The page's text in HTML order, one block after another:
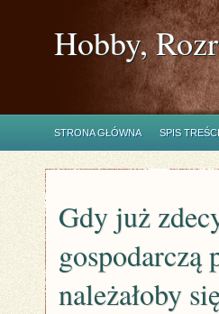
Hobby,
STRONA GŁÓWNA SPIS TREŚCI
Gdy już
gospodarczą
należałoby